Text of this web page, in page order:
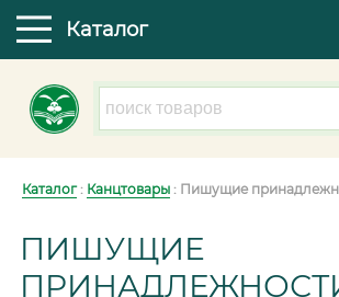
Каталог
Каталог: Канцтовары : Пишущие
ПИШУЩИЕ